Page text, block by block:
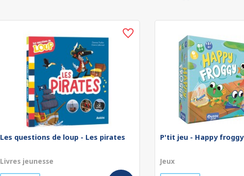
Les questions de loup - Les pirates
Livres jeunesse
P'tit jeu - Happy froggy
Jeux